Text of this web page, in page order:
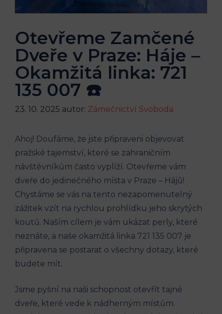
Otevřeme Zamčené
Dveře v Praze: Háje –
Okamžitá linka: 721
135 007 ☎️
23. 10. 2025 autor: Zámečnictví Svoboda
Ahoj! Doufáme, že jste připraveni objevovat
pražské tajemství, které se​ zahraničním
návštěvníkům ⁣často vyplíží. Otevřeme vám
dveře do⁢ jedinečného⁤ místa v Praze – Hájů!‍
Chystáme se⁢ vás na tento⁤ nezapomenutelný​
zážitek‌ vzít na rychlou​ prohlídku jeho ⁣skrytých
⁢koutů. ‌Naším cílem je ‌vám ukázat perly, které
neznáte, a ⁣naše​ okamžitá linka 721 135⁣ 007 ⁣je
připravena ‌se postarat o všechny ⁣dotazy, které
‍budete ⁣mít.
Jsme⁣ pyšní na ⁣naši schopnost⁣ otevřít ⁤tajné
dveře, které vede k nádherným místům.